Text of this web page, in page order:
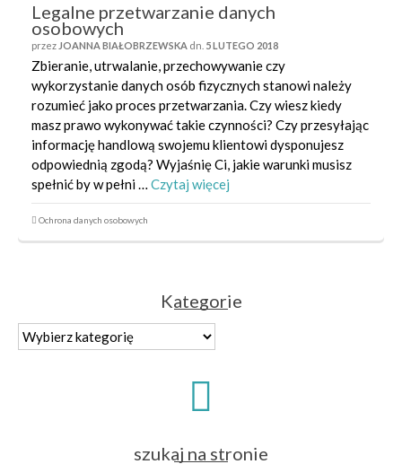
Legalne przetwarzanie danych
osobowych
przez JOANNA BIAŁOBRZEWSKA dn. 5 LUTEGO 2018
Zbieranie, utrwalanie, przechowywanie czy
wykorzystanie danych osób fizycznych stanowi należy
rozumieć jako proces przetwarzania. Czy wiesz kiedy
masz prawo wykonywać takie czynności? Czy przesyłając
informację handlową swojemu klientowi dysponujesz
odpowiednią zgodą? Wyjaśnię Ci, jakie warunki musisz
spełnić by w pełni … Czytaj więcej
Ochrona danych osobowych
Kategorie
Kategorie
szukaj na stronie